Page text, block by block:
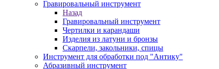
Гравировальный инструмент
Назад
Гравировальный инструмент
Чертилки и карандаши
Изделия из латуни и бронзы
Скарпели, закольники, спицы
Инструмент для обработки под "Антику"
Абразивный инструмент